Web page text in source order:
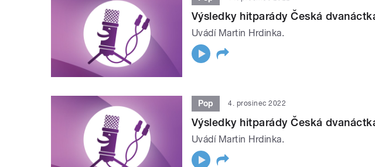
Výsledky hitparády Česká
Uvádí Martin Hrdinka.
Pop 4. prosinec 2022
Výsledky hitparády Česká
Uvádí Martin Hrdinka.